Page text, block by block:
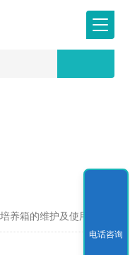
养箱的维护及使用要求
电话咨询